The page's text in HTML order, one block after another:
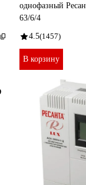
однофазный
63/6/4
4.5(1457)
В корзину